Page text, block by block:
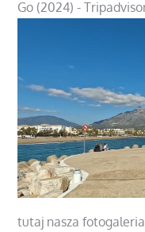
tutaj nasza fotogaleria